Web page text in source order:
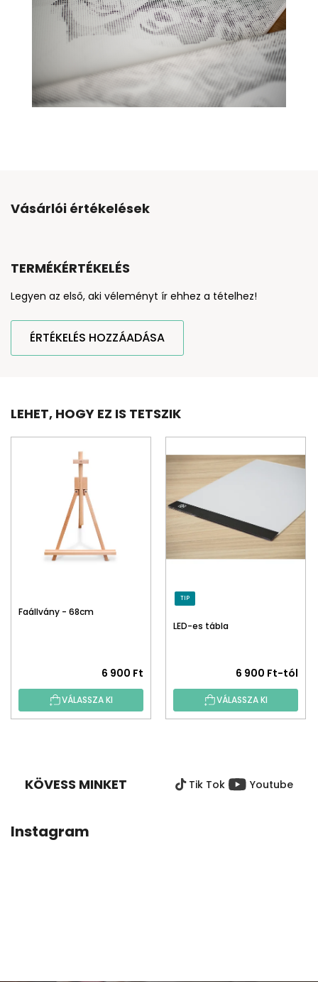
Vásárlói értékelések
TERMÉKÉRTÉKELÉS
Legyen az első, aki véleményt ír ehhez a tételhez!
ÉRTÉKELÉS HOZZÁADÁSA
LEHET, HOGY EZ IS TETSZIK
Faállvány - 68cm
6 900 Ft
VÁLASSZA KI
TIP
LED-es tábla
6 900 Ft-tól
VÁLASSZA KI
KÖVESS MINKET Tik Tok Youtube
Instagram